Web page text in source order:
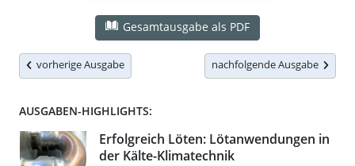
Gesamtausgabe als PDF
vorherige Ausgabe nachfolgende Ausgabe
AUSGABEN-HIGHLIGHTS:
Erfolgreich Löten: Lötanwendungen in
der Kälte-Klimatechnik